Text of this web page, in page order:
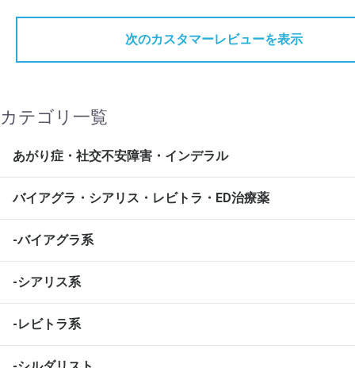
次のカスタマーレビューを表示
カテゴリ一覧
あがり症・社交不安障害・インデラル
バイアグラ・シアリス・レビトラ・ED治療薬
-バイアグラ系
-シアリス系
-レビトラ系